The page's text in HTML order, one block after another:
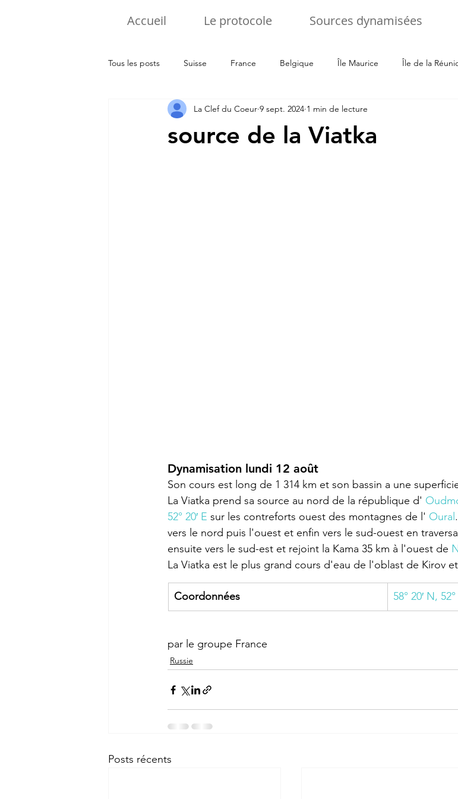
Accueil Le protocole Sources dynamisées
Tous les posts Suisse France Belgique Île Maurice Île de la
Luxembourg Italie Tchéquie Ukraine
source de la Viatka
La Clef du Coeur 9 sept. 2024 1 min de lecture
Dynamisation lundi 12 août
Son cours est long de 1 314 km et son bassin a une
La Viatka prend sa source au nord de la république d'
52° 20′ E sur les contreforts ouest des montagnes de l' Oural
vers le nord puis l'ouest et enfin vers le sud-ouest en
ensuite vers le sud-est et rejoint la Kama 35 km à l'ouest de
La Viatka est le plus grand cours d'eau de l'oblast de Kirov
Coordonnées 58° 20′ N, 52°
par le groupe France
Russie
Posts récents